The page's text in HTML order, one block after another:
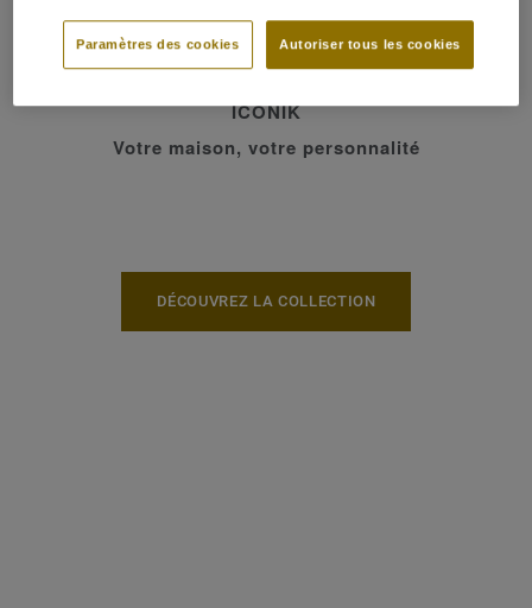
maison à la fois belle et vivante,
Une maison pour vous, comme vous.
ICONIK
Votre maison, votre personnalité
DÉCOUVREZ LA COLLECTION
Paramètres des cookies Autoriser tous les cookies